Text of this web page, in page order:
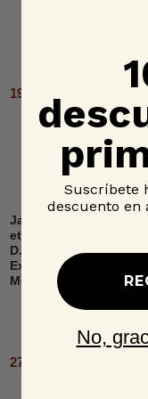
19,95 € - 107,70 €
Jamón 100% raza
etiqueta negra,
D.O.P. Dehesa de
Extremadura, Señorío
Montanera
27,95 €
Suscríbete
descuento en
No,